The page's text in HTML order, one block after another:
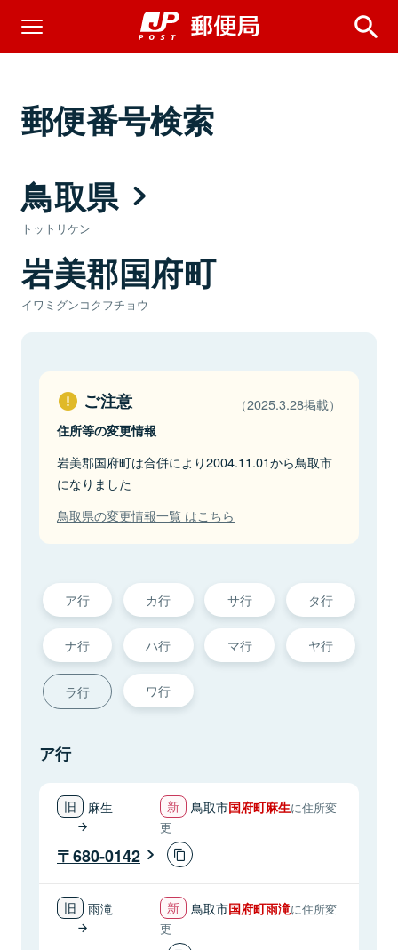
郵便番号検索
鳥取県
トットリケン
岩美郡国府町
イワミグンコクフチョウ
ご注意 （2025.3.28掲載）
住所等の変更情報
岩美郡国府町は合併により2004.11.01から鳥取市
になりました
鳥取県の変更情報一覧 はこちら
ア行 カ行 サ行 タ行
ナ行 ハ行 マ行 ヤ行
ラ行 ワ行
ア行
麻生 鳥取市国府町麻生に住所変
更
680-0142
雨滝 鳥取市国府町雨滝に住所変
更